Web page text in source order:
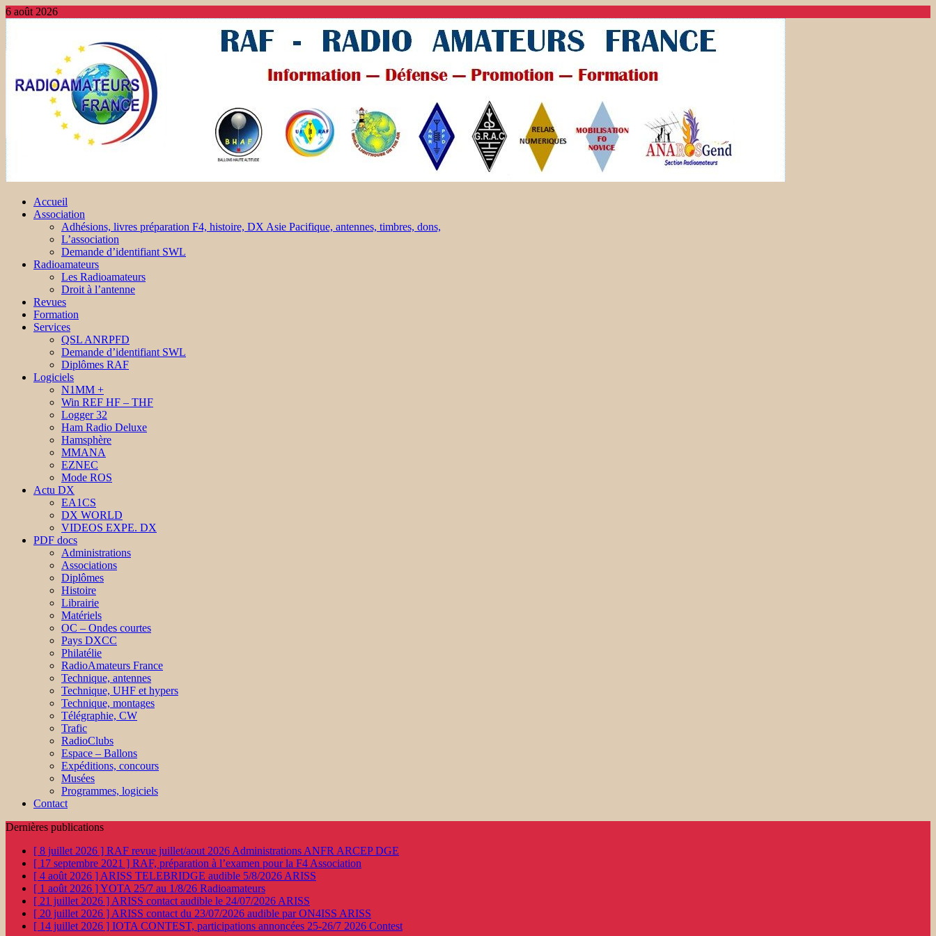
6 août 2026
Accueil
Association
Adhésions, livres préparation F4, histoire, DX Asie Pacifique, antennes, timbres, dons,
L’association
Demande d’identifiant SWL
Radioamateurs
Les Radioamateurs
Droit à l’antenne
Revues
Formation
Services
QSL ANRPFD
Demande d’identifiant SWL
Diplômes RAF
Logiciels
N1MM +
Win REF HF – THF
Logger 32
Ham Radio Deluxe
Hamsphère
MMANA
EZNEC
Mode ROS
Actu DX
EA1CS
DX WORLD
VIDEOS EXPE. DX
PDF docs
Administrations
Associations
Diplômes
Histoire
Librairie
Matériels
OC – Ondes courtes
Pays DXCC
Philatélie
RadioAmateurs France
Technique, antennes
Technique, UHF et hypers
Technique, montages
Télégraphie, CW
Trafic
RadioClubs
Espace – Ballons
Expéditions, concours
Musées
Programmes, logiciels
Contact
Dernières publications
[ 8 juillet 2026 ] RAF revue juillet/aout 2026 Administrations ANFR ARCEP DGE
[ 17 septembre 2021 ] RAF, préparation à l’examen pour la F4 Association
[ 4 août 2026 ] ARISS TELEBRIDGE audible 5/8/2026 ARISS
[ 1 août 2026 ]YOTA 25/7 au 1/8/26 Radioamateurs
[ 21 juillet 2026 ] ARISS contact audible le 24/07/2026 ARISS
[ 20 juillet 2026 ] ARISS contact du 23/07/2026 audible par ON4ISS ARISS
[ 14 juillet 2026 ] IOTA CONTEST, participations annoncées 25-26/7 2026 Contest